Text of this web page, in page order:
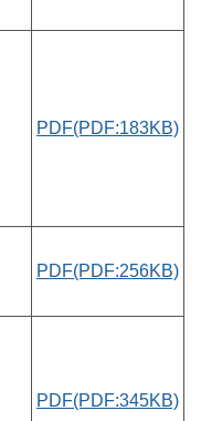
PDF(PDF:183KB)
PDF(PDF:256KB)
PDF(PDF:345KB)